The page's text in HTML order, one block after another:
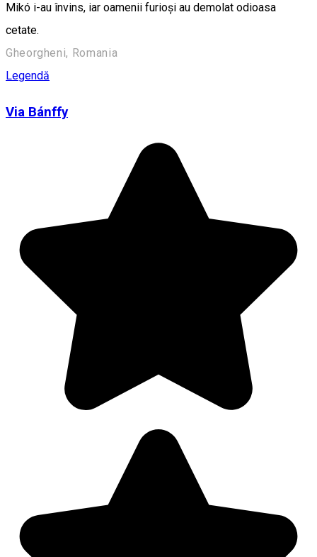
Mikó i-au învins, iar oamenii furioși au demolat odioasa
cetate.
Gheorgheni, Romania
Legendă
Via Bánffy